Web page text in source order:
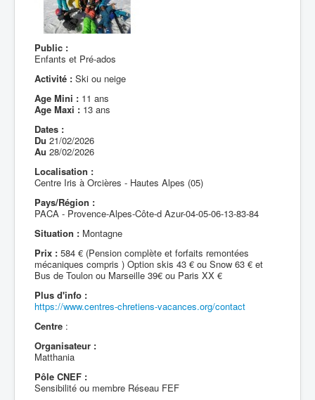
Public :
Enfants et Pré-ados
Activité : Ski ou neige
Age Mini : 11 ans
Age Maxi : 13 ans
Dates :
Du 21/02/2026
Au 28/02/2026
Localisation :
Centre Iris à Orcières - Hautes Alpes (05)
Pays/Région :
PACA - Provence-Alpes-Côte-d Azur-04-05-06-13-83-84
Situation : Montagne
Prix : 584 € (Pension complète et forfaits remontées
mécaniques compris ) Option skis 43 € ou Snow 63 € et
Bus de Toulon ou Marseille 39€ ou Paris XX €
Plus d'info :
https://www.centres-chretiens-vacances.org/contact
Centre :
Organisateur :
Matthania
Pôle CNEF :
Sensibilité ou membre Réseau FEF